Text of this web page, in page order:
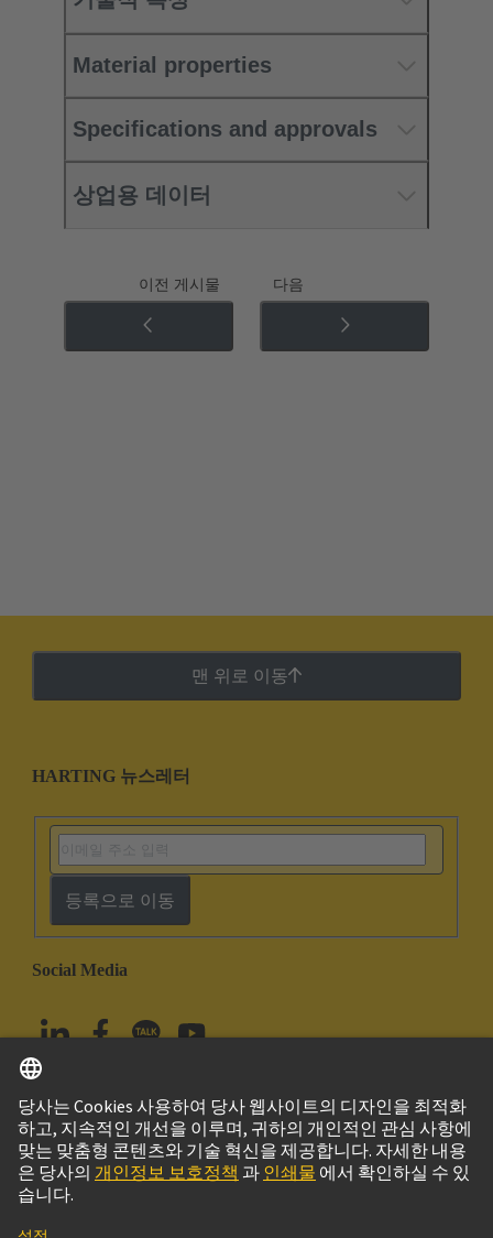
Material properties
Specifications and approvals
상업용 데이터
이전 게시물 다음
맨 위로 이동
HARTING 뉴스레터
등록으로 이동
Social Media
대한민국 한국어
© 하팅 테크놀로지 그룹